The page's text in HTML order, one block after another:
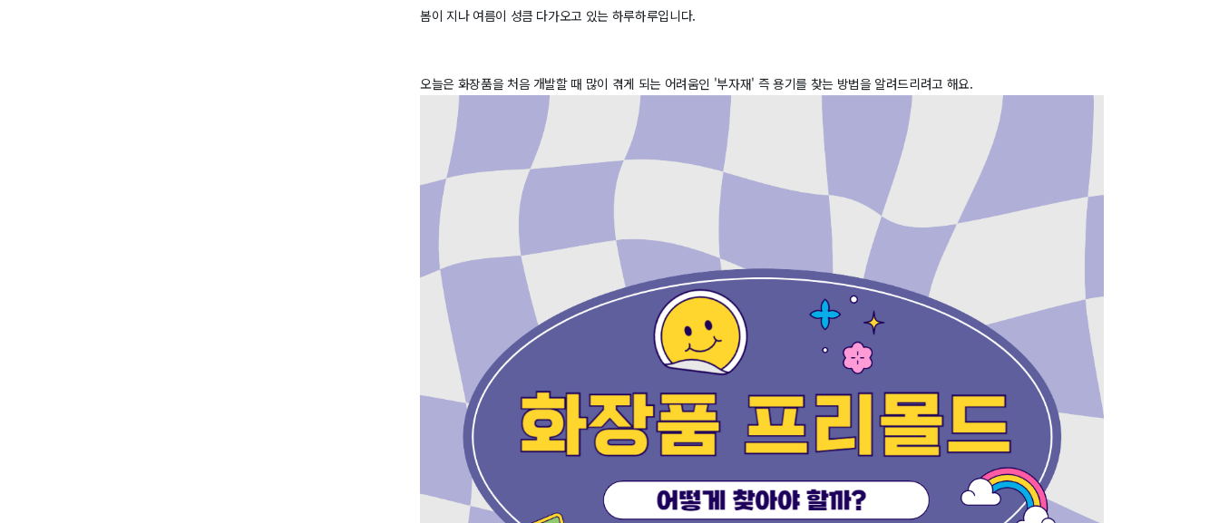
봄이 지나 여름이 성큼 다가오고 있는 하루하루입니다.
오늘은 화장품을 처음 개발할 때 많이 겪게 되는 어려움인 '부자재' 즉 용기를 찾는 방법을 알려드리려고 해요.